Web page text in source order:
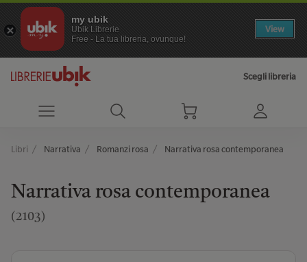
my ubik
Ubik Librerie
Free - La tua libreria, ovunque!
View
Scegli libreria
Libri Narrativa Romanzi rosa Narrativa rosa contemporanea
Narrativa rosa contemporanea
(2103)